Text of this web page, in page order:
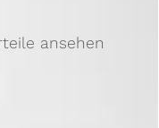
ansehen